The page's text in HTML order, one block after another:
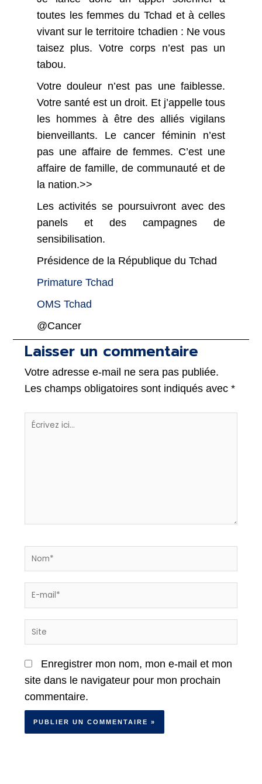
toutes les femmes du Tchad et à celles
vivant sur le territoire tchadien : Ne vous
taisez plus. Votre corps n’est pas un
tabou.
Votre douleur n’est pas une faiblesse.
Votre santé est un droit. Et j’appelle tous
les hommes à être des alliés vigilans
bienveillants. Le cancer féminin n’est
pas une affaire de femmes. C’est une
affaire de famille, de communauté et de
la nation.>>
Les activités se poursuivront avec des
panels et des campagnes de
sensibilisation.
Présidence de la République du Tchad
Primature Tchad
OMS Tchad
@Cancer
Laisser un commentaire
Votre adresse e-mail ne sera pas publiée.
Les champs obligatoires sont indiqués avec*
Écrivez
Nom*
E-
mail*
Site
Enregistrer mon nom, mon e-mail et mon
site dans le navigateur pour mon prochain
commentaire.